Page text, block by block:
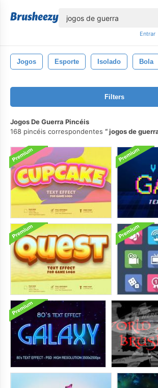
Entrar
Jogos Esporte Isolado Bola
Filters
Jogos De Guerra Pincéis
168 pincéis correspondentes
jogos de